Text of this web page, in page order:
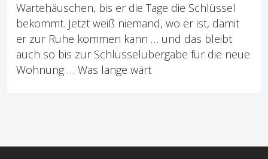
Wartehäuschen, bis er die Tage die Schlüssel
bekommt. Jetzt weiß niemand, wo er ist, damit
er zur Ruhe kommen kann … und das bleibt
auch so bis zur Schlüsselübergabe für die neue
Wohnung … Was lange wärt